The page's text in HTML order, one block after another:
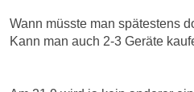
Wann müsste man spätestens
Kann man auch 2-3 Geräte